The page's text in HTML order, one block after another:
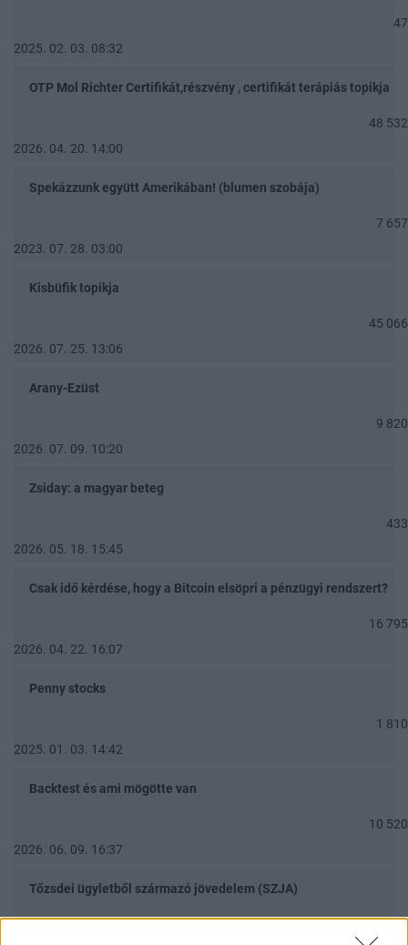
47
2025. 02. 03. 08:32
OTP Mol Richter Certifikát,részvény , certifikát terápiás topikja
48 532
2026. 04. 20. 14:00
Spekázzunk együtt Amerikában! (blumen szobája)
7 657
2023. 07. 28. 03:00
Kisbüfik topikja
45 066
2026. 07. 25. 13:06
Arany-Ezüst
9 820
2026. 07. 09. 10:20
Zsiday: a magyar beteg
433
2026. 05. 18. 15:45
Csak idő kérdése, hogy a Bitcoin elsöpri a pénzügyi rendszert?
16 795
2026. 04. 22. 16:07
Penny stocks
1 810
2025. 01. 03. 14:42
Backtest és ami mögötte van
10 520
2026. 06. 09. 16:37
Tőzsdei ügyletből származó jövedelem (SZJA)
1 924